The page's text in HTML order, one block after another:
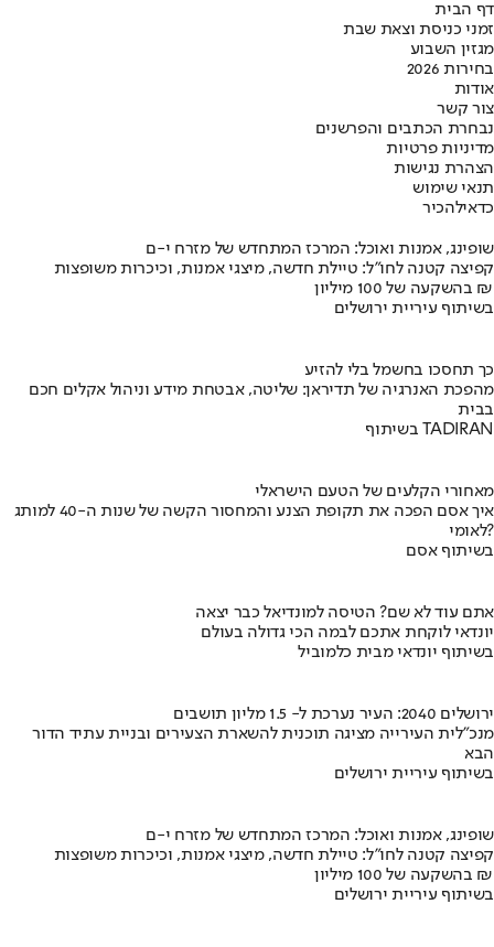
דף הבית
זמני כניסת וצאת שבת
מגזין השבוע
בחירות 2026
אודות
צור קשר
נבחרת הכתבים והפרשנים
מדיניות פרטיות
הצהרת נגישות
תנאי שימוש
כדאילהכיר
שופינג, אמנות ואוכל: המרכז המתחדש של מזרח י-ם
קפיצה קטנה לחו"ל: טיילת חדשה, מיצגי אמנות, וכיכרות משופצות
בהשקעה של 100 מיליון ₪
בשיתוף עיריית ירושלים
כך תחסכו בחשמל בלי להזיע
מהפכת האנרגיה של תדיראן: שליטה, אבטחת מידע וניהול אקלים חכם
בבית
בשיתוף TADIRAN
מאחורי הקלעים של הטעם הישראלי
איך אסם הפכה את תקופת הצנע והמחסור הקשה של שנות ה-40 למותג
לאומי?
בשיתוף אסם
אתם עוד לא שם? הטיסה למונדיאל כבר יצאה
יונדאי לוקחת אתכם לבמה הכי גדולה בעולם
בשיתוף יונדאי מבית כלמוביל
ירושלים 2040: העיר נערכת ל- 1.5 מליון תושבים
מנכ"לית העירייה מציגה תוכנית להשארת הצעירים ובניית עתיד הדור
הבא
בשיתוף עיריית ירושלים
שופינג, אמנות ואוכל: המרכז המתחדש של מזרח י-ם
קפיצה קטנה לחו"ל: טיילת חדשה, מיצגי אמנות, וכיכרות משופצות
בהשקעה של 100 מיליון ₪
בשיתוף עיריית ירושלים